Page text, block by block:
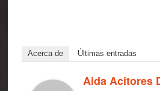
Acerca de Últimas entradas
Aida Acitores